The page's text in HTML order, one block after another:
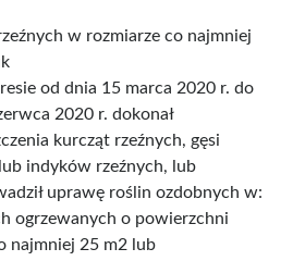
w rozmiarze co najmniej
od dnia 15 marca 2020 r. do
2020 r. dokonał
kurcząt rzeźnych, gęsi
indyków rzeźnych, lub
uprawę roślin ozdobnych w:
ogrzewanych o powierzchni
najmniej 25 m2 lub